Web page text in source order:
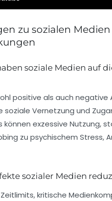
zu sozialen
soziale Medien auf
positive als auch negative
soziale Vernetzung und
exzessive Nutzung,
zu psychischem Stress,
sozialer Medien
Zeitlimits, kritische